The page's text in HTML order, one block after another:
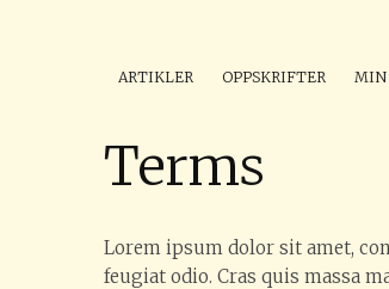
ARTIKLER OPPSKRIFTER MIN
Terms
Lorem ipsum dolor sit amet,
feugiat odio. Cras quis massa